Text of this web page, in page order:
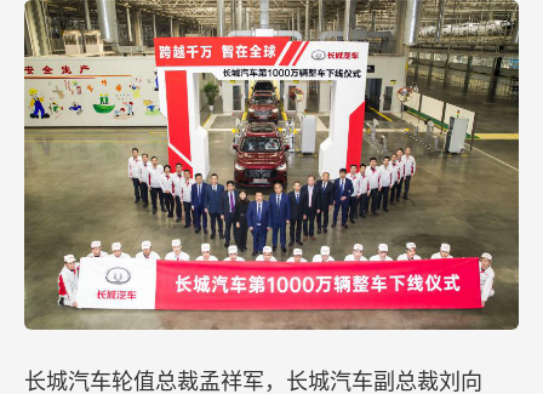
长城汽车轮值总裁孟祥军，长城汽车副总裁刘向